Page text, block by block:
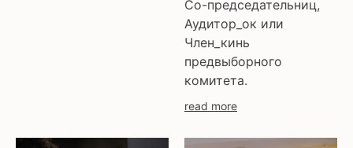
Со-председательниц,
Аудитор_ок или
Член_кинь
предвыборного
комитета.
read more